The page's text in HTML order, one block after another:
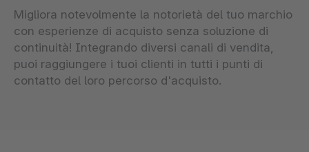
Migliora notevolmente la notorietà del tuo marchio
con esperienze di acquisto senza soluzione di
continuità! Integrando diversi canali di vendita,
puoi raggiungere i tuoi clienti in tutti i punti di
contatto del loro percorso d'acquisto.